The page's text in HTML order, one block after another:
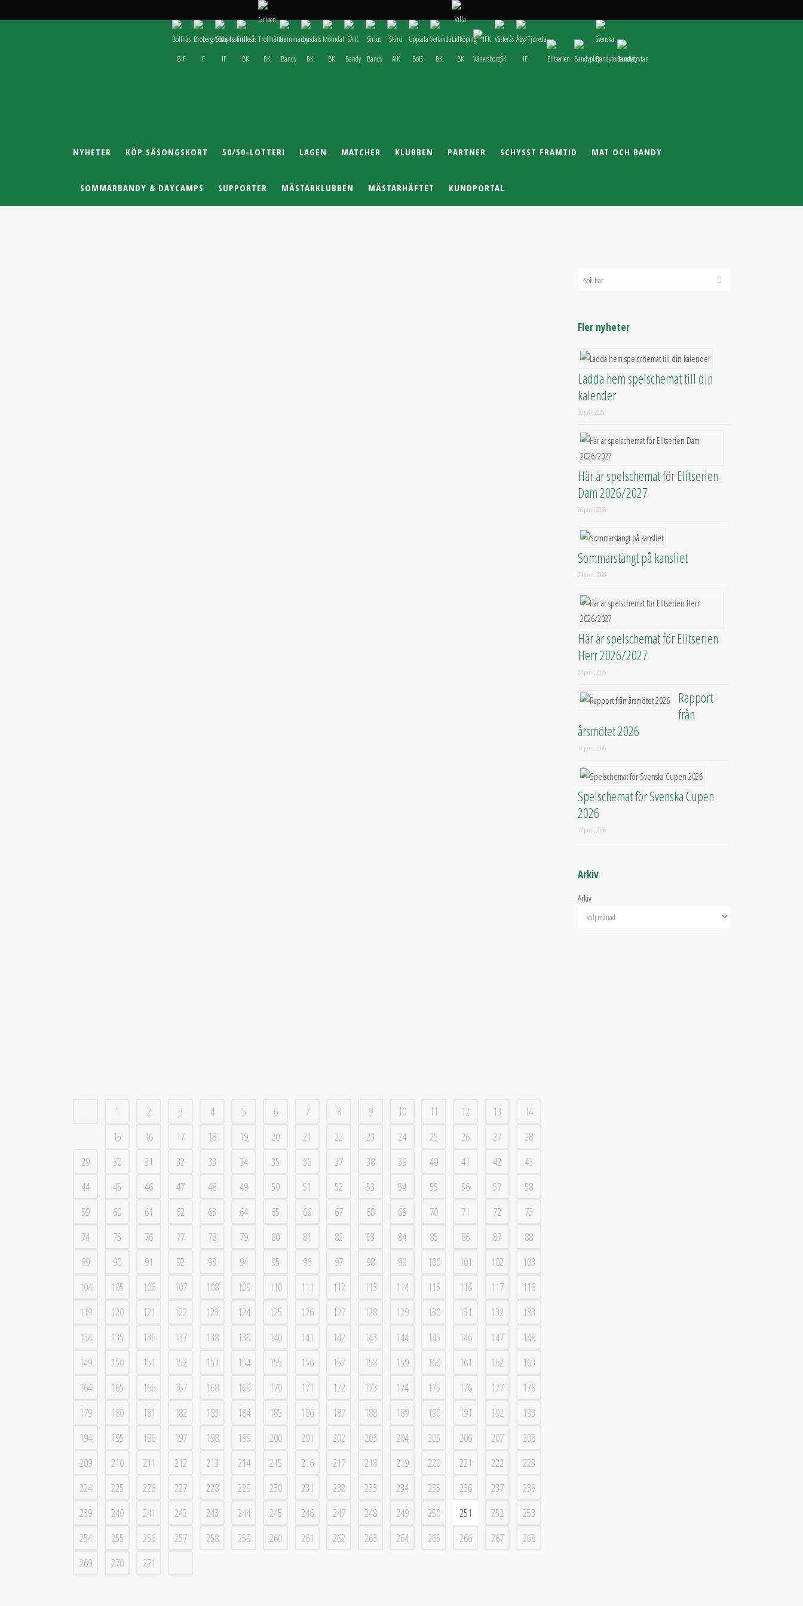
NYHETER KÖP SÄSONGSKORT 50/50-LOTTERI LAGEN MATCHER KLUBBEN PARTNER SCHYSST FRAMTID MAT OCH BANDY
SOMMARBANDY & DAYCAMPS SUPPORTER MÄSTARKLUBBEN MÄSTARHÄFTET KUNDPORTAL
1 2 3 4 5 6 7 8 9 10 11 12 13
14
15
16 17 18 19 20 21 22 23 24 25 26 27
28
29
30 31 32 33 34 35 36 37 38 39 40 41 42
43
44
45 46 47 48 49 50 51 52 53 54 55 56 57
58
59
60 61 62 63 64 65 66 67 68 69 70 71 72
73
74
75 76 77 78 79 80 81 82 83 84 85 86 87
88
89
90 91 92 93 94 95 96 97 98 99 100 101 102
103
104
105 106 107 108 109 110 111 112 113 114 115 116 117
118
119
120 121 122 123 124 125 126 127 128 129 130 131 132
133
134
135 136 137 138 139 140 141 142 143 144 145 146 147
148
149
150 151 152 153 154 155 156 157 158 159 160 161 162
163
164
165 166 167 168 169 170 171 172 173 174 175 176 177
178
179
180 181 182 183 184 185 186 187 188 189 190 191 192
193
194
195 196 197 198 199 200 201 202 203 204 205 206 207
208
209
210 211 212 213 214 215 216 217 218 219 220 221 222
223
224
225 226 227 228 229 230 231 232 233 234 235 236 237
238
239
240 241 242 243 244 245 246 247 248 249 250 251 252
253
254
255 256 257 258 259 260 261 262 263 264 265 266 267
268
269
270 271
Fler nyheter
Ladda hem spelschemat till din
kalender
30 juli, 2026
Här är spelschemat för Elitserien
Dam 2026/2027
26 juni, 2026
Sommarstängt på kansliet
24 juni, 2026
Här är spelschemat för Elitserien
Herr 2026/2027
24 juni, 2026
Rapport
från
årsmötet 2026
17 juni, 2026
Spelschemat för Svenska Cupen
2026
12 juni, 2026
Arkiv
Arkiv